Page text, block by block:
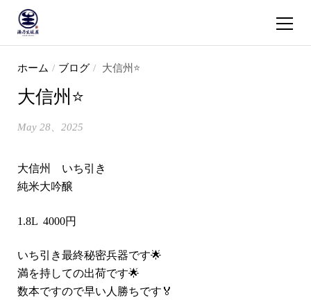
ショッピ
ホーム / ブログ / 大信州⭐️
大信州⭐️
May 28、2025
大信州 いち引き
純米大吟醸
1.8L 4000円
いち引き最終秘密兵器です🌟
満を持しての出荷です🌟
数本ですので早い人勝ちです🏅